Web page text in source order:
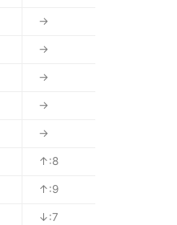
→
→
→
→
→
↑:8
↑:9
↓:7